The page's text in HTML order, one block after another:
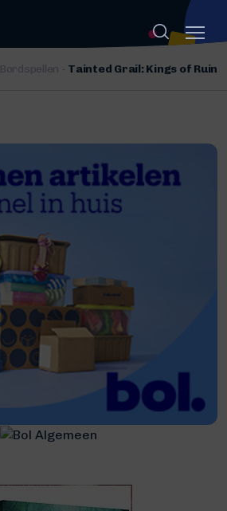
Bordspellen - Tainted Grail: Kings of Ruin